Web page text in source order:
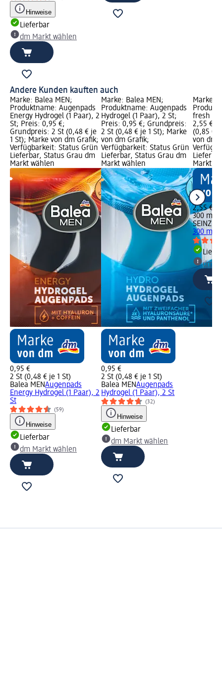
Hinweise
Lieferbar
dm Markt wählen
Andere Kunden kauften auch
Marke: Balea MEN;
Produktname: Augenpads
Energy Hydrogel (1 Paar), 2
St; Preis: 0,95 €;
Grundpreis: 2 St (0,48 € je
1 St); Marke von dm Grafik;
Verfügbarkeit: Status Grün
Lieferbar, Status Grau dm
Markt wählen
0,95 €
2 St (0,48 € je 1 St)
Balea MENAugenpads
Energy Hydrogel (1 Paar), 2
St
(59)
Hinweise
Lieferbar
dm Markt wählen
Marke: Balea MEN;
Produktname: Augenpads
Hydrogel (1 Paar), 2 St;
Preis: 0,95 €; Grundpreis:
2 St (0,48 € je 1 St); Marke
von dm Grafik;
Verfügbarkeit: Status Grün
Lieferbar, Status Grau dm
Markt wählen
0,95 €
2 St (0,48 € je 1 St)
Balea MENAugenpads
Hydrogel (1 Paar), 2 St
(32)
Hinweise
Lieferbar
dm Markt wählen
Marke:
fresh
2,55 €;
(0,85 €
von dm
Markt
2,55 €
300 ml
SEINZ.
300 ml
dm